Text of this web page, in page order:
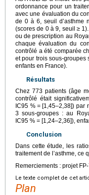
ordonnance pour un
avec une évaluation du
de 0 à 6, seuil d’asthme
(scores de 0 à 9, seuil ≥
ou de prescription au
chaque évaluation du
contrôlé a été comparée
et pour trois sous-groupes
enfants en France).
Résultats
Chez 773 patients (âge
contrôlé était
IC95 % = [1,45–2,38]) par
3 sous-groupes : au
IC95 % = [1,24–2,36]),
Conclusion
Dans cette étude, les
traitement de l’asthme, ce
Remerciements : projet
Le texte complet de cet
Plan